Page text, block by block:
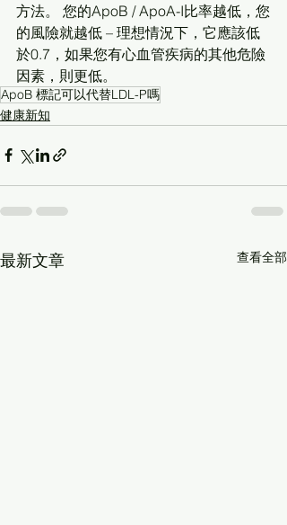
方法。 您的ApoB / ApoA-I比率越低，您
的風險就越低 – 理想情況下，它應該低
於0.7，如果您有心血管疾病的其他危險
因素，則更低。
ApoB 標記可以代替LDL-P嗎
健康新知
最新文章 查看全部